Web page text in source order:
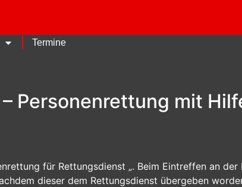
Termine
Personenrettung mit
für Rettungsdienst „. Beim Eintreffen an
dieser dem Rettungsdienst übergeben